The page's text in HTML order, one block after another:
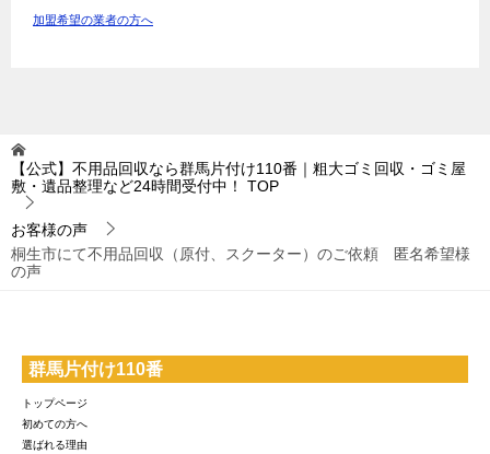
加盟希望の業者の方へ
【公式】不用品回収なら群馬片付け110番｜粗大ゴミ回収・ゴミ屋
敷・遺品整理など24時間受付中！
TOP
お客様の声
桐生市にて不用品回収（原付、スクーター）のご依頼 匿名希望様
の声
群馬片付け110番
トップページ
初めての方へ
選ばれる理由